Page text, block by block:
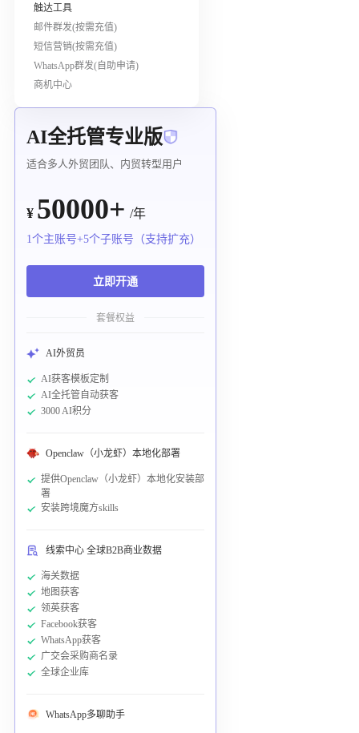
触达工具
邮件群发(按需充值)
短信营销(按需充值)
WhatsApp群发(自助申请)
商机中心
AI全托管专业版
适合多人外贸团队、内贸转型用户
¥ 50000+ /年
1个主账号+5个子账号（支持扩充）
立即开通
套餐权益
AI外贸员
AI获客模板定制
AI全托管自动获客
3000 AI积分
Openclaw（小龙虾）本地化部署
提供Openclaw（小龙虾）本地化安装部
署
安装跨境魔方skills
线索中心 全球B2B商业数据
海关数据
地图获客
领英获客
Facebook获客
WhatsApp获客
广交会采购商名录
全球企业库
WhatsApp多聊助手